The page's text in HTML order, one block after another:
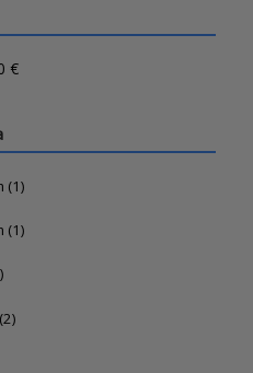
€
(1)
(1)
(2)